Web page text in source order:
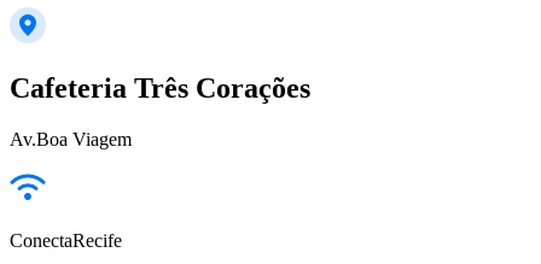
Cafeteria Três Corações
Av.Boa Viagem
ConectaRecife